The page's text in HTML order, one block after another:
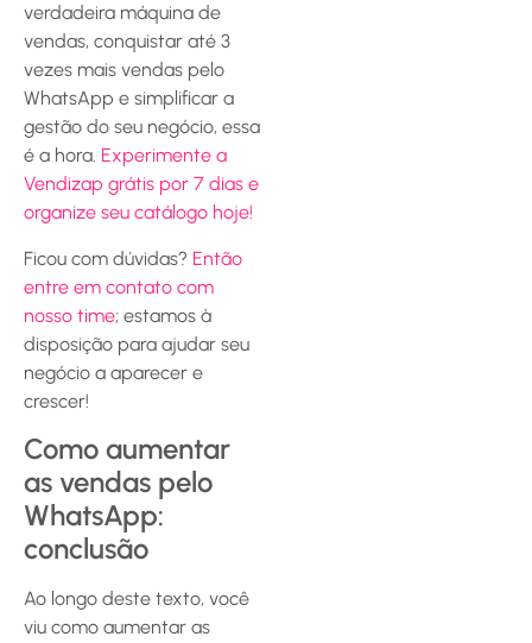
verdadeira máquina de
vendas, conquistar até 3
vezes mais vendas pelo
WhatsApp e simplificar a
gestão do seu negócio, essa
é a hora. Experimente a
Vendizap grátis por 7 dias e
organize seu catálogo hoje!
Ficou com dúvidas? Então
entre em contato com
nosso time; estamos à
disposição para ajudar seu
negócio a aparecer e
crescer!
Como aumentar
as vendas pelo
WhatsApp:
conclusão
Ao longo deste texto, você
viu como aumentar as